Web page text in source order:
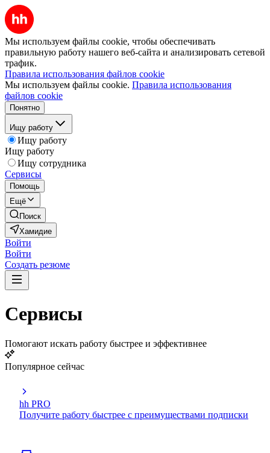
Мы используем файлы cookie, чтобы обеспечивать
правильную работу нашего веб-сайта и анализировать сетевой
трафик.
Правила использования файлов cookie
Мы используем файлы cookie. Правила использования
файлов cookie
Понятно
Ищу работу
Ищу работу
Ищу работу
Ищу сотрудника
Сервисы
Помощь
Ещё
Поиск
Хамидие
Войти
Войти
Создать резюме
Сервисы
Помогают искать работу быстрее и эффективнее
Популярное сейчас
hh PRO
Получите работу быстрее с преимуществами подписки